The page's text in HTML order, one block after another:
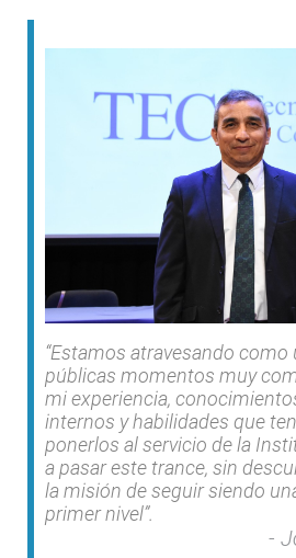
“Estamos atravesando como
públicas momentos muy
mi experiencia,
internos y habilidades que
ponerlos al servicio de la
a pasar este trance, sin
la misión de seguir siendo
primer nivel”.